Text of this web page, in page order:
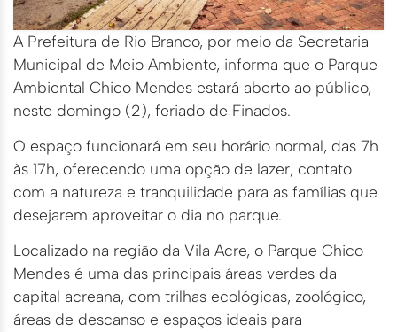
A Prefeitura de Rio Branco, por meio da Secretaria
Municipal de Meio Ambiente, informa que o Parque
Ambiental Chico Mendes estará aberto ao público,
neste domingo (2), feriado de Finados.
O espaço funcionará em seu horário normal, das 7h
às 17h, oferecendo uma opção de lazer, contato
com a natureza e tranquilidade para as famílias que
desejarem aproveitar o dia no parque.
Localizado na região da Vila Acre, o Parque Chico
Mendes é uma das principais áreas verdes da
capital acreana, com trilhas ecológicas, zoológico,
áreas de descanso e espaços ideais para